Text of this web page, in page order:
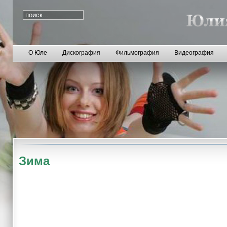
О Юле Дискография Фильмография Видеография
Зима